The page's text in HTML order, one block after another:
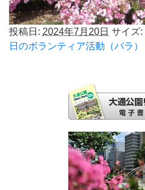
投稿日: 2024年7月20日 サイズ:
日のボランティア活動（バラ）